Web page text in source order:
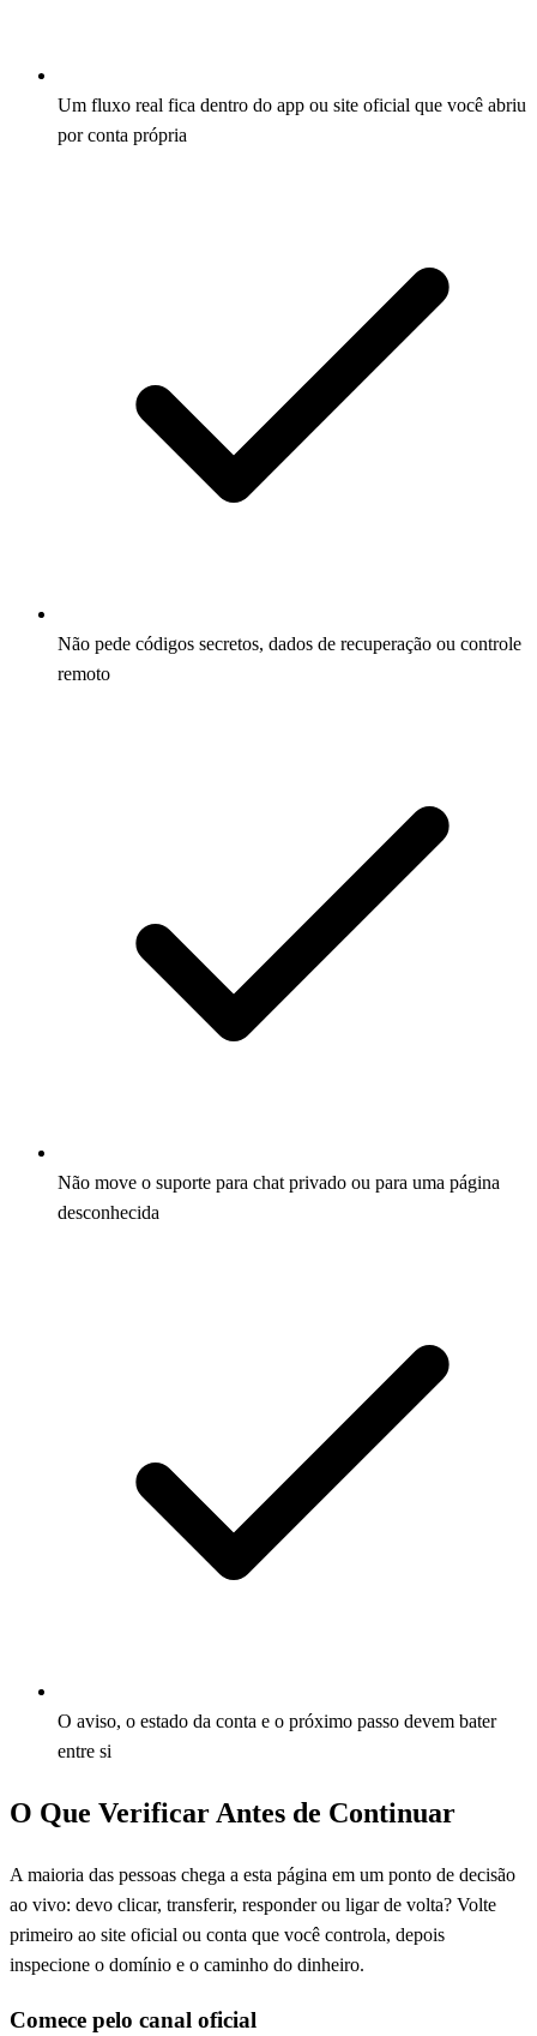
Um fluxo real fica dentro do app ou site oficial que você abriu
por conta própria
Não pede códigos secretos, dados de recuperação ou controle
remoto
Não move o suporte para chat privado ou para uma página
desconhecida
O aviso, o estado da conta e o próximo passo devem bater
entre si
O Que Verificar Antes de Continuar
A maioria das pessoas chega a esta página em um ponto de decisão
ao vivo: devo clicar, transferir, responder ou ligar de volta? Volte
primeiro ao site oficial ou conta que você controla, depois
inspecione o domínio e o caminho do dinheiro.
Comece pelo canal oficial